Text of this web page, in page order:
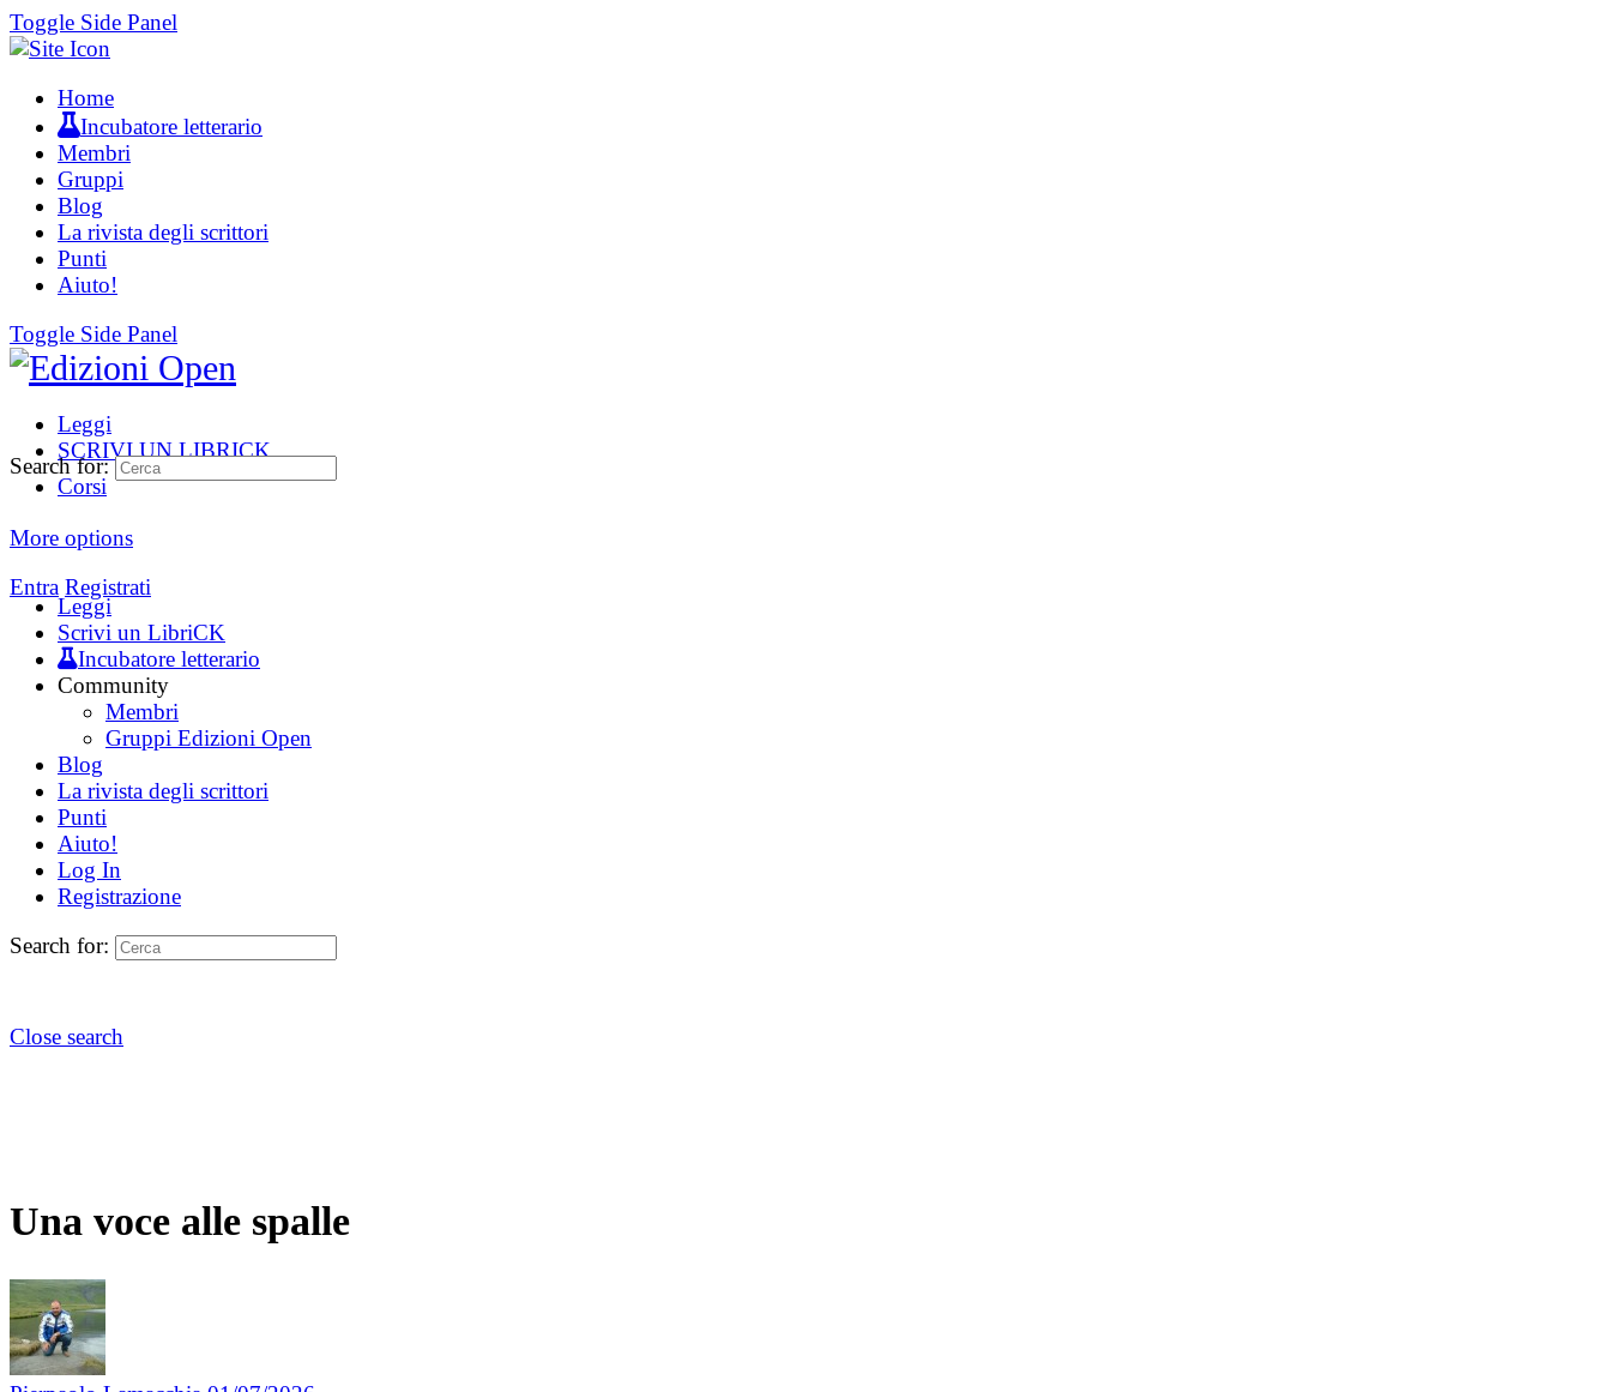
Toggle Side Panel
Home
Incubatore letterario
Membri
Gruppi
Blog
La rivista degli scrittori
Punti
Aiuto!
Toggle Side Panel
Leggi
SCRIVI UN LIBRICK
Corsi
More options
Entra Registrati
Search for:
Leggi
Scrivi un LibriCK
Incubatore letterario
Community
Membri
Gruppi Edizioni Open
Blog
La rivista degli scrittori
Punti
Aiuto!
Log In
Registrazione
Search for:
Close search
Una voce alle spalle